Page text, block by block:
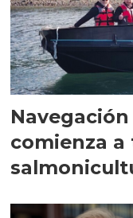
comienza